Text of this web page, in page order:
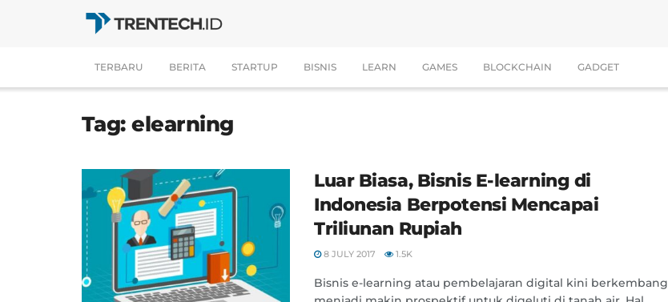
TERBARU BERITA STARTUP BISNIS LEARN GAMES BLOCKCHAIN GADGET
Tag:elearning
Luar Biasa, Bisnis E-learning di
Indonesia Berpotensi Mencapai
Triliunan Rupiah
8 JULY 2017 1.5K
Bisnis e-learning atau pembelajaran digital kini berkembang